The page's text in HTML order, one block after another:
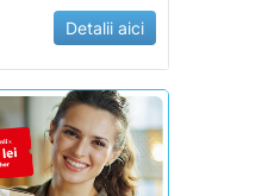
Detalii aici